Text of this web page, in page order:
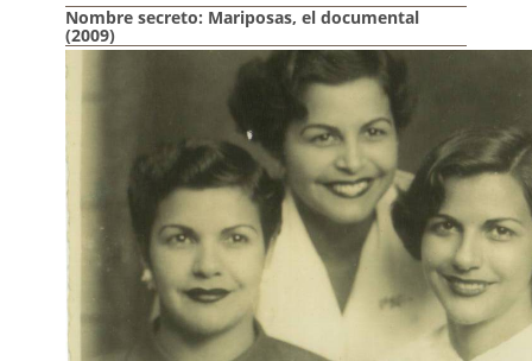
Nombre secreto: Mariposas, el documental
(2009)